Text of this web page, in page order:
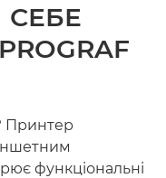
СЕБЕ
Принтер
функціональні